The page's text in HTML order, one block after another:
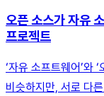
오픈 소스가 자유
프로젝트
‘자유 소프트웨어’와
비슷하지만, 서로 다